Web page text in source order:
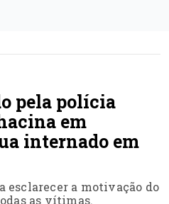
pela polícia
em
internado em
esclarecer a motivação do
as vítimas.